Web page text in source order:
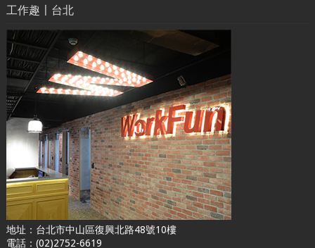
工作趣〡台北
地址：台北市中山區復興北路48號10樓
電話：(02)2752-6619